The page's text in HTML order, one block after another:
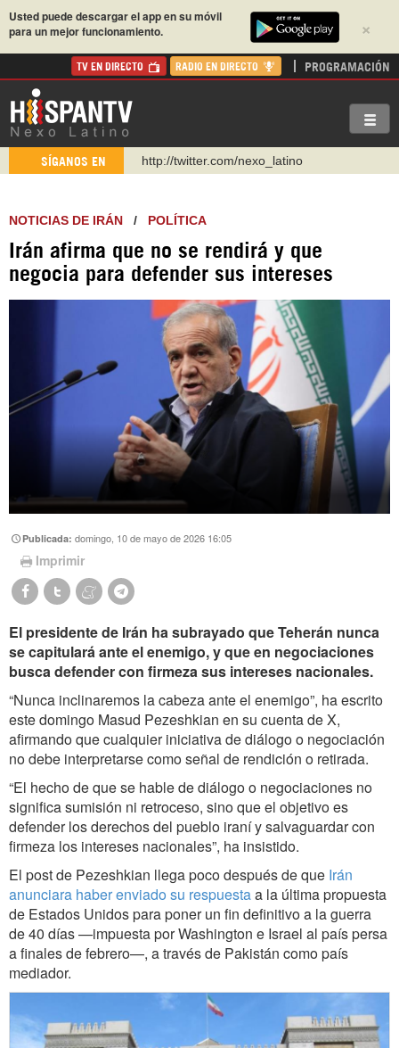
×
Usted puede descargar el app en su móvil
para un mejor funcionamiento.
TV EN DIRECTO RADIO EN DIRECTO PROGRAMACIÓN
SÍGANOS EN
http://twitter.com/nexo_latino
https://urmedium.com/c/hispantv
WhatsApp y Viber: +98 921 79 29 404
Instagram como: hispan_tv
https://www.youtube.com/@nexo_latino
NOTICIAS DE IRÁN / POLÍTICA
Irán afirma que no se rendirá y que
negocia para defender sus intereses
Publicada:domingo, 10 de mayo de 2026 16:05
Imprimir
El presidente de Irán ha subrayado que Teherán nunca
se capitulará ante el enemigo, y que en negociaciones
busca defender con firmeza sus intereses nacionales.
“Nunca inclinaremos la cabeza ante el enemigo”, ha escrito
este domingo Masud Pezeshkian en su cuenta de X,
afirmando que cualquier iniciativa de diálogo o negociación
no debe interpretarse como señal de rendición o retirada.
“El hecho de que se hable de diálogo o negociaciones no
significa sumisión ni retroceso, sino que el objetivo es
defender los derechos del pueblo iraní y salvaguardar con
firmeza los intereses nacionales”, ha insistido.
El post de Pezeshkian llega poco después de que Irán
anunciara haber enviado su respuestaa la última propuesta
de Estados Unidos para poner un fin definitivo a la guerra
de 40 días —impuesta por Washington e Israel al país persa
a finales de febrero—, a través de Pakistán como país
mediador.